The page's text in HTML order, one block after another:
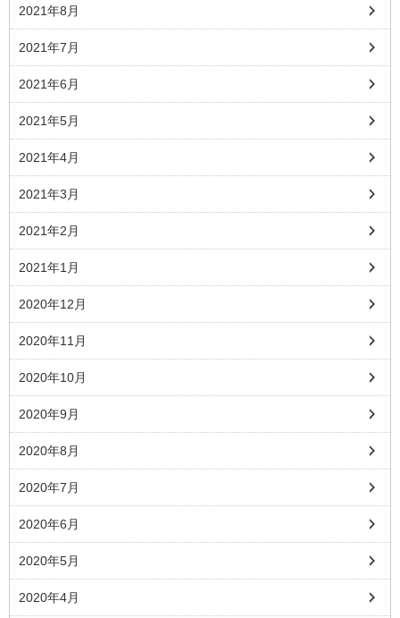
2021年8月
2021年7月
2021年6月
2021年5月
2021年4月
2021年3月
2021年2月
2021年1月
2020年12月
2020年11月
2020年10月
2020年9月
2020年8月
2020年7月
2020年6月
2020年5月
2020年4月